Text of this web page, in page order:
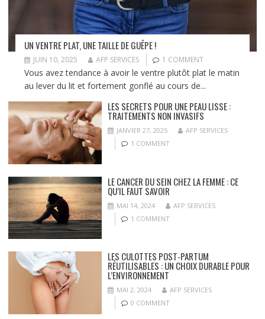
UN VENTRE PLAT, UNE TAILLE DE GUÊPE !
JUIN 10, 2025 AFP SERVICES 1 COMMENT
Vous avez tendance à avoir le ventre plutôt plat le matin
au lever du lit et fortement gonflé au cours de...
LES SECRETS POUR UNE PEAU LISSE :
TRAITEMENTS NON INVASIFS
JANVIER 27, 2025
AFP SERVICES
1 COMMENT
LE CANCER DU SEIN CHEZ LA FEMME : CE
QU’IL FAUT SAVOIR
MAI 14, 2024
AFP SERVICES
1 COMMENT
LES CULOTTES POST-PARTUM
RÉUTILISABLES : UN CHOIX DURABLE POUR
L’ENVIRONNEMENT
MAI 2, 2024
AFP SERVICES
0 COMMENT